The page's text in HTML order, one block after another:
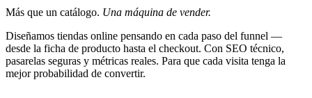
Más que un catálogo. Una máquina de vender.
Diseñamos tiendas online pensando en cada paso del funnel —
desde la ficha de producto hasta el checkout. Con SEO técnico,
pasarelas seguras y métricas reales. Para que cada visita tenga la
mejor probabilidad de convertir.